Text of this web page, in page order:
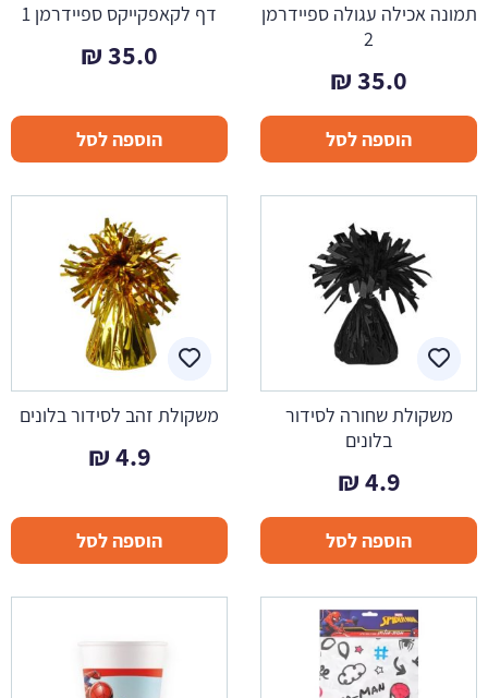
תמונה אכילה עגולה ספיידרמן
2
35.0
₪
הוספה לסל
דף לקאפקייקס ספיידרמן 1
35.0
₪
הוספה לסל
משקולת שחורה לסידור
בלונים
4.9
₪
הוספה לסל
משקולת זהב לסידור בלונים
4.9
₪
הוספה לסל